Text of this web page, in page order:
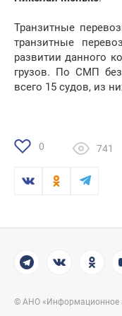
Транзитные
транзитные
развитии данного
грузов. По СМП
всего 15 судов, из
0 741
© АНО «Информационное